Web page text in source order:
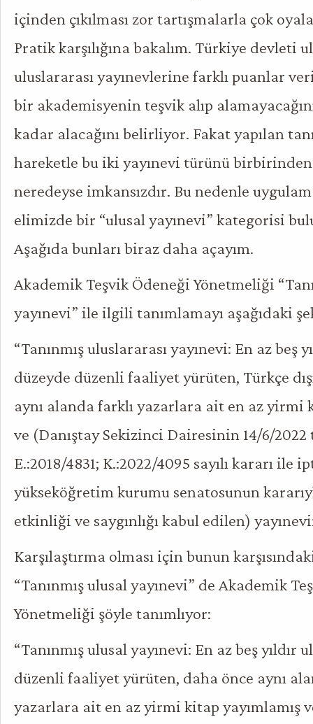
içinden çıkılması zor tartışmalarla çok
Pratik karşılığına bakalım. Türkiye devleti
uluslararası yayınevlerine farklı puanlar
bir akademisyenin teşvik alıp
kadar alacağını belirliyor. Fakat yapılan
hareketle bu iki yayınevi türünü birbirinden
neredeyse imkansızdır. Bu nedenle
elimizde bir “ulusal yayınevi” kategorisi
Aşağıda bunları biraz daha açayım.
Akademik Teşvik Ödeneği Yönetmeliği
yayınevi” ile ilgili tanımlamayı aşağıdaki
“Tanınmış uluslararası yayınevi: En az beş
düzeyde düzenli faaliyet yürüten, Türkçe
aynı alanda farklı yazarlara ait en az yirmi
ve (Danıştay Sekizinci Dairesinin 14/6/
E.:2018/4831; K.:2022/4095 sayılı kararı ile
yükseköğretim kurumu senatosunun
etkinliği ve saygınlığı kabul edilen)
Karşılaştırma olması için bunun
“Tanınmış ulusal yayınevi” de Akademik
Yönetmeliği şöyle tanımlıyor:
“Tanınmış ulusal yayınevi: En az beş yıldır
düzenli faaliyet yürüten, daha önce aynı
yazarlara ait en az yirmi kitap yayımlamış